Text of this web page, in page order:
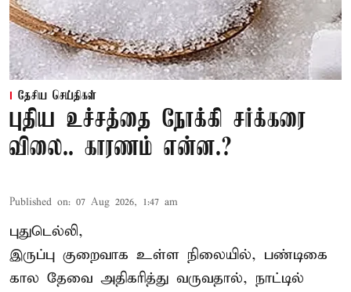
தேசிய செய்திகள்
புதிய உச்சத்தை நோக்கி சர்க்கரை
விலை.. காரணம் என்ன.?
Published on: 07 Aug 2026, 1:47 am
புதுடெல்லி,
இருப்பு குறைவாக உள்ள நிலையில், பண்டிகை
கால தேவை அதிகரித்து வருவதால், நாட்டில்